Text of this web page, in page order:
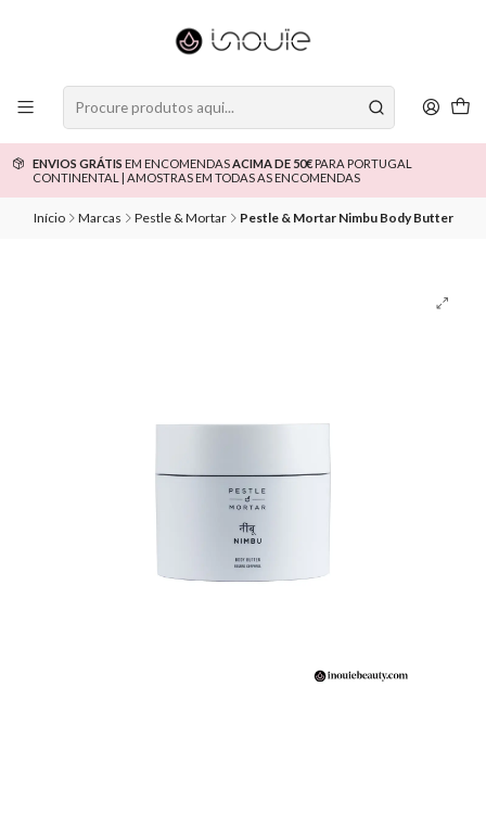
ENVIOS GRÁTIS EM ENCOMENDASACIMA DE 50€PARA PORTUGAL
CONTINENTAL | AMOSTRAS EM TODAS AS ENCOMENDAS
Início Marcas Pestle & Mortar Pestle & Mortar Nimbu Body Butter